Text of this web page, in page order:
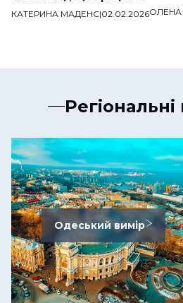
на «скандальну» фірму
КАТЕРИНА МАДЕНС|02.02.2026ОЛЕНА
Одеський вимір